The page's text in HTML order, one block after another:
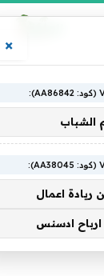
×
الشباب
ريادة اعمال
ادسنس